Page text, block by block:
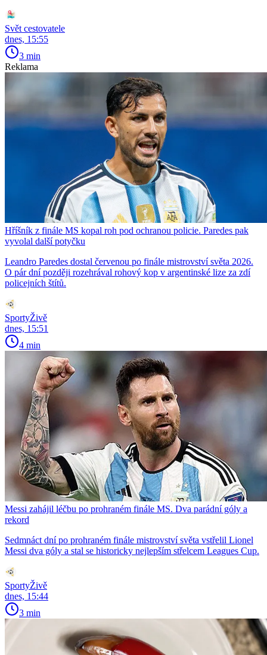
Svět cestovatele
dnes, 15:55
3 min
Reklama
Hříšník z finále MS kopal roh pod ochranou policie. Paredes pak
vyvolal další potyčku
Leandro Paredes dostal červenou po finále mistrovství světa 2026.
O pár dní později rozehrával rohový kop v argentinské lize za zdí
policejních štítů.
SportyŽivě
dnes, 15:51
4 min
Messi zahájil léčbu po prohraném finále MS. Dva parádní góly a
rekord
Sedmnáct dní po prohraném finále mistrovství světa vstřelil Lionel
Messi dva góly a stal se historicky nejlepším střelcem Leagues Cup.
SportyŽivě
dnes, 15:44
3 min